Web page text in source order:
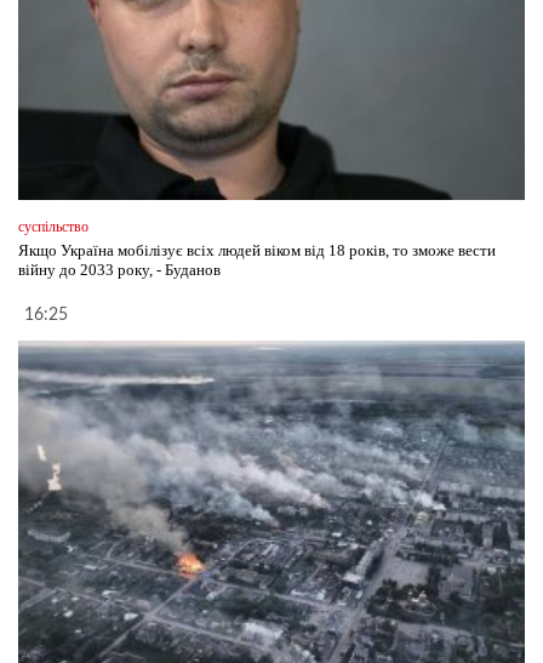
суспільство
Якщо Україна мобілізує всіх людей віком від 18 років, то зможе вести
війну до 2033 року, - Буданов
16:25